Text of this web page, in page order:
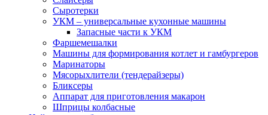
Сыротерки
УКМ – универсальные кухонные машины
Запасные части к УКМ
Фаршемешалки
Машины для формирования котлет и гамбургеров
Маринаторы
Мясорыхлители (тендерайзеры)
Бликсеры
Аппарат для приготовления макарон
Шприцы колбасные